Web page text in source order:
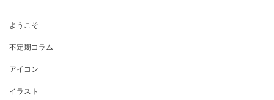
ようこそ
不定期コラム
アイコン
イラスト